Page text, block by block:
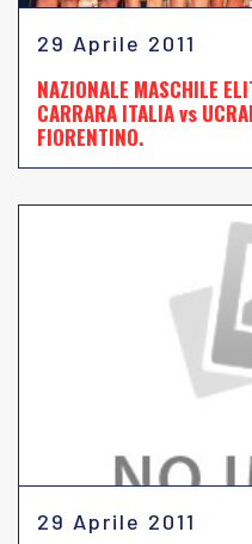
29 Aprile 2011
NAZIONALE MASCHILE
CARRARA ITALIA vs
FIORENTINO.
29 Aprile 2011